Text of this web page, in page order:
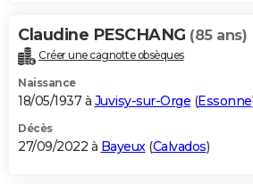
Carte de Noël
Carte Bonne année
Carte Saint-Valentin
Carte Pâques
Carte d'anniversaire
DICTIONNAIRE
Dictionnaire
Biographies
Citations
Expressions
Proverbes
PROGRAMME TV
S'inscrire
Se connecter
Lycées
Collèges
Primaires
Universités
Entreprises
Service militaire
Avis de recherche
AVIS DE DÉCÈS
Claudine PESCHANG (85 ans)
Créer une cagnotte obsèques
Naissance
18/05/1937 à Juvisy-sur-Orge (Essonne
Décès
27/09/2022 à Bayeux(Calvados)